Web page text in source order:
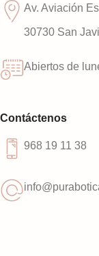
Av. Aviación
30730 San
Abiertos de
Contáctenos
968 19 11 38